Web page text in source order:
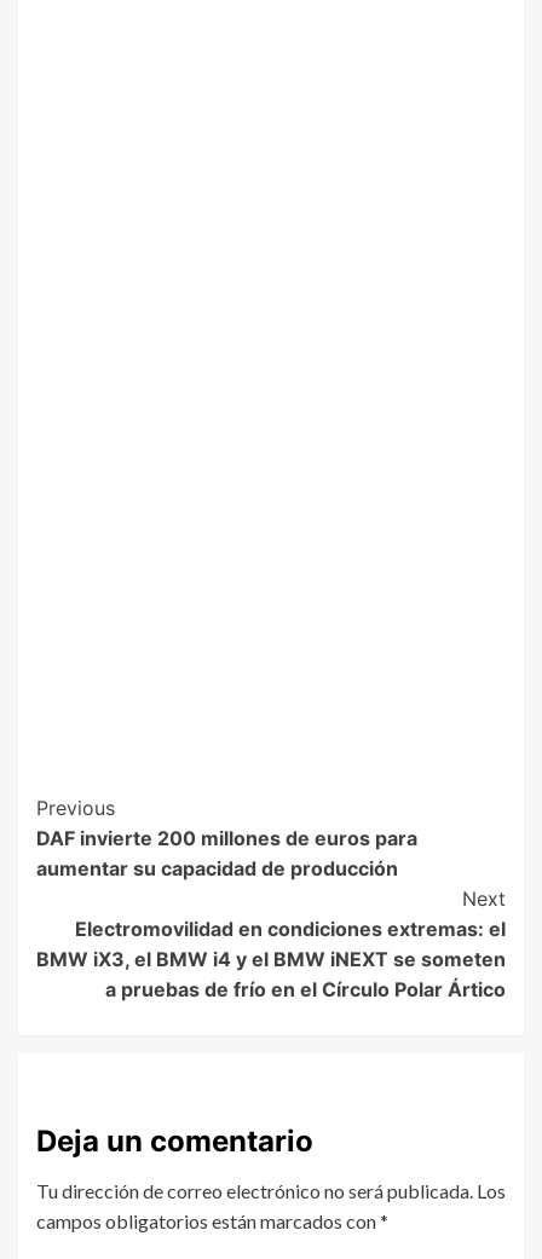
Previous
DAF invierte 200 millones de euros para
aumentar su capacidad de producción
Next
Electromovilidad en condiciones extremas: el
BMW iX3, el BMW i4 y el BMW iNEXT se someten
a pruebas de frío en el Círculo Polar Ártico
Deja un comentario
Tu dirección de correo electrónico no será publicada. Los
campos obligatorios están marcados con*